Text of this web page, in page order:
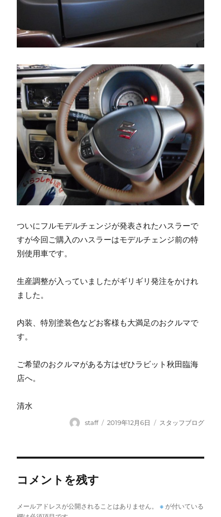
ついにフルモデルチェンジが発表されたハスラーで
すが今回ご購入のハスラーはモデルチェンジ前の特
別使用車です。
生産調整が入っていましたがギリギリ発注をかけれ
ました。
内装、特別塗装色などお客様も大満足のおクルマで
す。
ご希望のおクルマがある方はぜひラビット秋田臨海
店へ。
清水
投
staff
投
2019年12月6日
カ
リ
スタッフブログ
コメントを残す
メールアドレスが公開されることはありません。 ※ が付いている